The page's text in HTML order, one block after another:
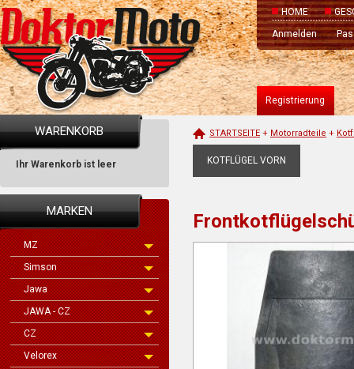
HOME
Anmelden
Registrierung
WARENKORB
Ihr Warenkorb ist leer
MARKEN
MZ
Simson
Jawa
JAWA - CZ
CZ
Velorex
STARTSEITE + Motorradteile +
KOTFLÜGEL VORN